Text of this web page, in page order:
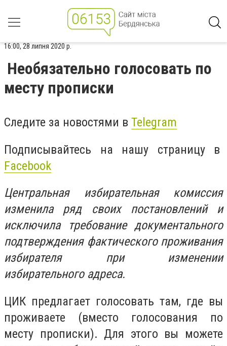
16:00, 28 липня 2020 р.
Необязательно голосовать по
месту прописки
Следите за новостями в Telegram
Подписывайтесь на нашу страницу в
Facebook
Центральная избирательная комиссия
изменила ряд своих постановлений и
исключила требование документального
подтверждения фактического проживания
избирателя при изменении
избирательного адреса.
ЦИК предлагает голосовать там, где вы
проживаете (вместо голосования по
месту прописки). Для этого вы можете